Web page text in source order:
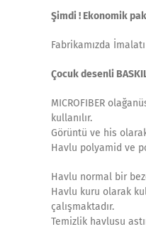
Şimdi ! Ekonomik
Fabrikamızda
Çocuk desenli
MICROFIBER
kullanılır.
Görüntü ve his
Havlu polyamid ve
Havlu normal bir
Havlu kuru olarak
çalışmaktadır.
Temizlik havlusu